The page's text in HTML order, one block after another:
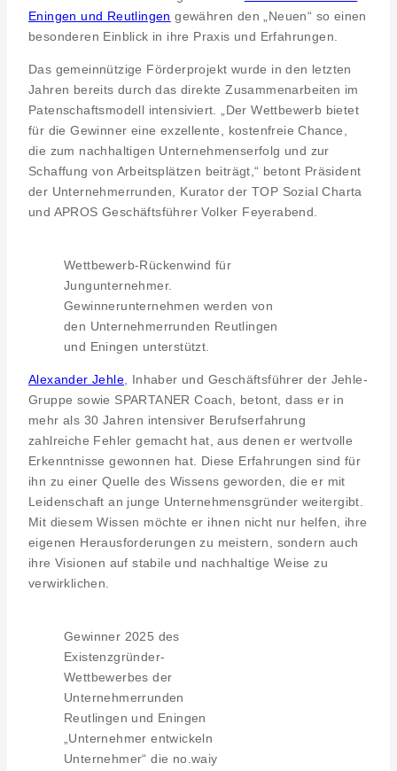
Eningen und Reutlingen gewähren den „Neuen“ so einen
besonderen Einblick in ihre Praxis und Erfahrungen.
Das gemeinnützige Förderprojekt wurde in den letzten
Jahren bereits durch das direkte Zusammenarbeiten im
Patenschaftsmodell intensiviert. „Der Wettbewerb bietet
für die Gewinner eine exzellente, kostenfreie Chance,
die zum nachhaltigen Unternehmenserfolg und zur
Schaffung von Arbeitsplätzen beiträgt,“ betont Präsident
der Unternehmerrunden, Kurator der TOP Sozial Charta
und APROS Geschäftsführer Volker Feyerabend.
Wettbewerb-Rückenwind für
Jungunternehmer.
Gewinnerunternehmen werden von
den Unternehmerrunden Reutlingen
und Eningen unterstützt.
Alexander Jehle, Inhaber und Geschäftsführer der Jehle-
Gruppe sowie SPARTANER Coach, betont, dass er in
mehr als 30 Jahren intensiver Berufserfahrung
zahlreiche Fehler gemacht hat, aus denen er wertvolle
Erkenntnisse gewonnen hat. Diese Erfahrungen sind für
ihn zu einer Quelle des Wissens geworden, die er mit
Leidenschaft an junge Unternehmensgründer weitergibt.
Mit diesem Wissen möchte er ihnen nicht nur helfen, ihre
eigenen Herausforderungen zu meistern, sondern auch
ihre Visionen auf stabile und nachhaltige Weise zu
verwirklichen.
Gewinner 2025 des
Existenzgründer-
Wettbewerbes der
Unternehmerrunden
Reutlingen und Eningen
„Unternehmer entwickeln
Unternehmer“ die no.waiy